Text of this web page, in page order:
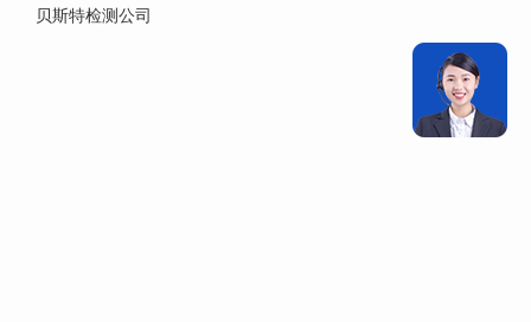
贝斯特检测公司